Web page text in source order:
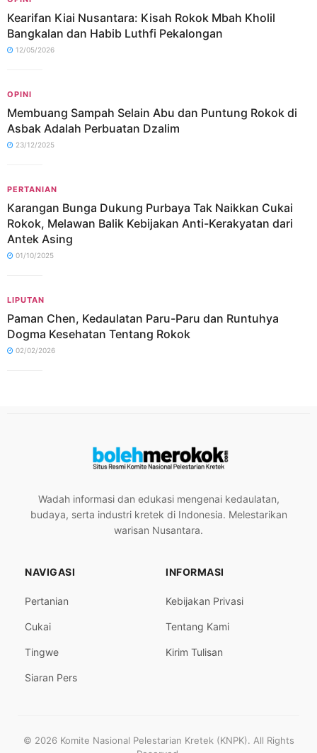
Kearifan Kiai Nusantara: Kisah Rokok Mbah Kholil
Bangkalan dan Habib Luthfi Pekalongan
12/05/2026
OPINI
Membuang Sampah Selain Abu dan Puntung Rokok di
Asbak Adalah Perbuatan Dzalim
23/12/2025
PERTANIAN
Karangan Bunga Dukung Purbaya Tak Naikkan Cukai
Rokok, Melawan Balik Kebijakan Anti-Kerakyatan dari
Antek Asing
01/10/2025
LIPUTAN
Paman Chen, Kedaulatan Paru-Paru dan Runtuhya
Dogma Kesehatan Tentang Rokok
02/02/2026
Wadah informasi dan edukasi mengenai kedaulatan,
budaya, serta industri kretek di Indonesia. Melestarikan
warisan Nusantara.
NAVIGASI
Pertanian
Cukai
Tingwe
Siaran Pers
INFORMASI
Kebijakan Privasi
Tentang Kami
Kirim Tulisan
© 2026 Komite Nasional Pelestarian Kretek (KNPK). All Rights